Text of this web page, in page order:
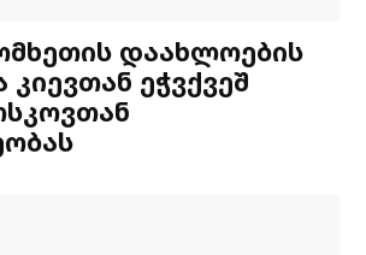
დაახლოების
ეჭვქვეშ